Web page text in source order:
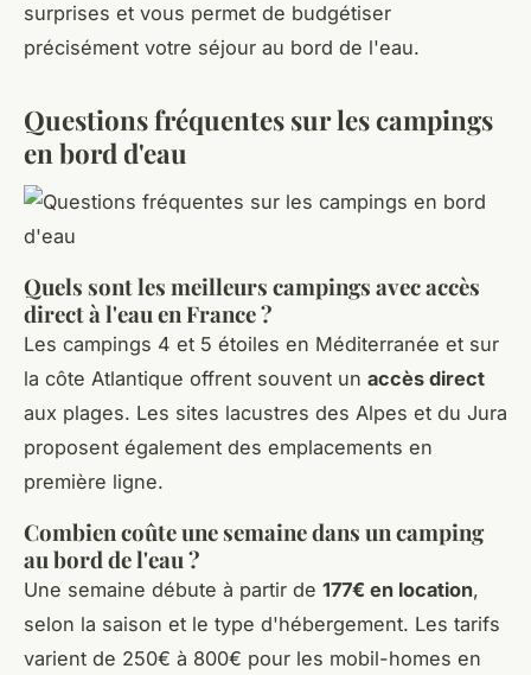
surprises et vous permet de budgétiser
précisément votre séjour au bord de l'eau.
Questions fréquentes sur les campings
en bord d'eau
Quels sont les meilleurs campings avec accès
direct à l'eau en France ?
Les campings 4 et 5 étoiles en Méditerranée et sur
la côte Atlantique offrent souvent un accès direct
aux plages. Les sites lacustres des Alpes et du Jura
proposent également des emplacements en
première ligne.
Combien coûte une semaine dans un camping
au bord de l'eau ?
Une semaine débute à partir de 177€ en location,
selon la saison et le type d'hébergement. Les tarifs
varient de 250€ à 800€ pour les mobil-homes en